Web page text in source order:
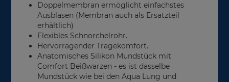
Doppelmembran ermöglicht einfachstes
Ausblasen (Membran auch als Ersatzteil
erhältlich)
Flexibles Schnorchelrohr.
Hervorragender Tragekomfort.
Anatomisches Silikon Mundstück mit
Comfort Beißwarzen - es ist dasselbe
Mundstück wie bei den Aqua Lung und